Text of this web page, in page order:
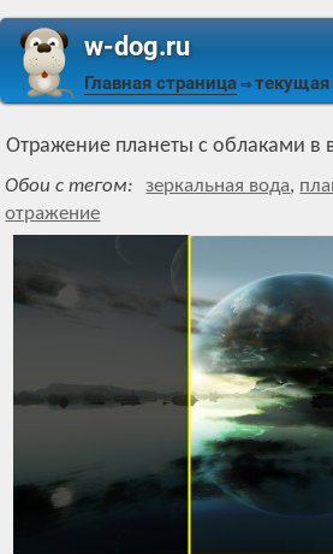
w-dog.ru
Главная страница ⇒ текущая
Отражение планеты с облаками в
Обои с тегом: зеркальная вода,
отражение